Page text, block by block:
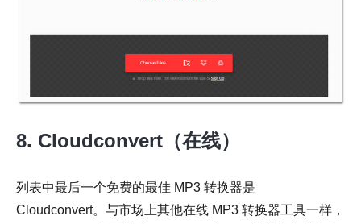
8. Cloudconvert（在线）
列表中最后一个免费的最佳 MP3 转换器是
Cloudconvert。与市场上其他在线 MP3 转换器工具一样，